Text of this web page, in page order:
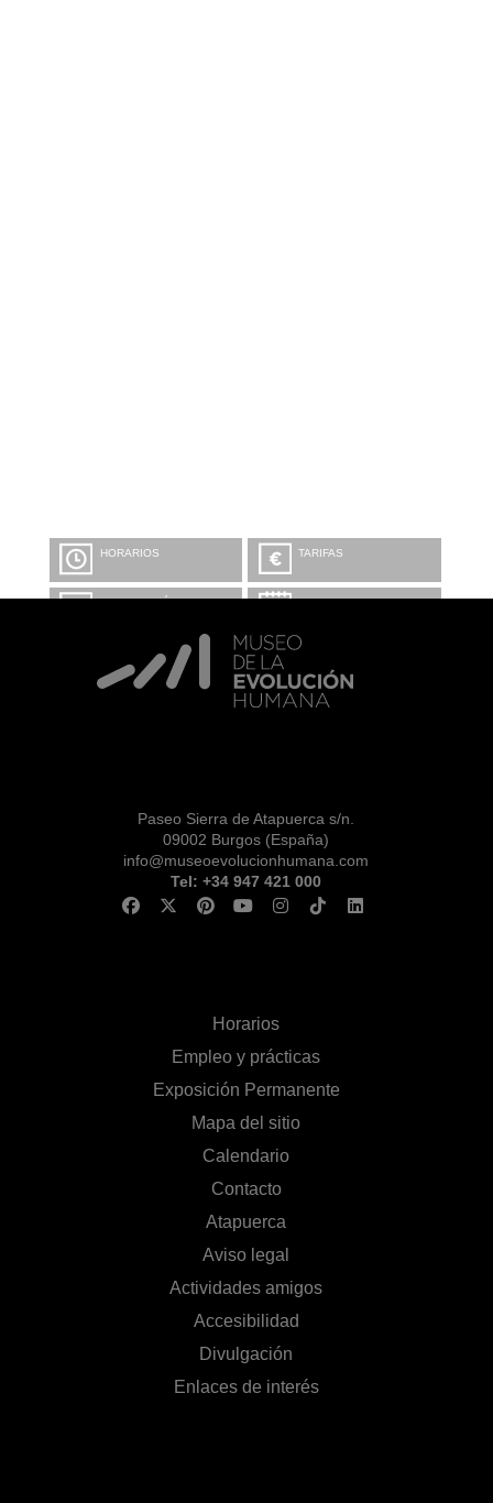
HORARIOS TARIFAS
INFORMACIÓN Y
CALENDARIO
VISITA CON
MICROEXPLICACIONES
Paseo Sierra de Atapuerca s/n.
09002 Burgos (España)
info@museoevolucionhumana.com
Tel: +34 947 421 000
Horarios
Empleo y prácticas
Exposición Permanente
Mapa del sitio
Calendario
Contacto
Atapuerca
Aviso legal
Actividades amigos
Accesibilidad
Divulgación
Enlaces de interés